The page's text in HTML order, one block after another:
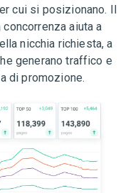
cui si posizionano. Il
aiuta a
nicchia richiesta, a
generano traffico e
di promozione.